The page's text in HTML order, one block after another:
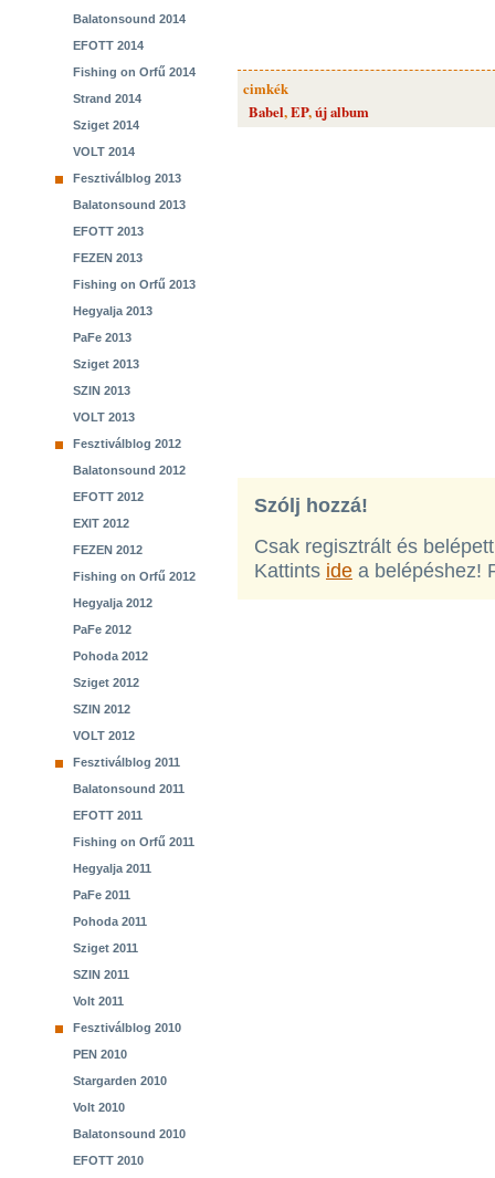
Balatonsound 2014
EFOTT 2014
Fishing on Orfű 2014
Strand 2014
Sziget 2014
VOLT 2014
Fesztiválblog 2013
Balatonsound 2013
EFOTT 2013
FEZEN 2013
Fishing on Orfű 2013
Hegyalja 2013
PaFe 2013
Sziget 2013
SZIN 2013
VOLT 2013
Fesztiválblog 2012
Balatonsound 2012
EFOTT 2012
EXIT 2012
FEZEN 2012
Fishing on Orfű 2012
Hegyalja 2012
PaFe 2012
Pohoda 2012
Sziget 2012
SZIN 2012
VOLT 2012
Fesztiválblog 2011
Balatonsound 2011
EFOTT 2011
Fishing on Orfű 2011
Hegyalja 2011
PaFe 2011
Pohoda 2011
Sziget 2011
SZIN 2011
Volt 2011
Fesztiválblog 2010
PEN 2010
Stargarden 2010
Volt 2010
Balatonsound 2010
EFOTT 2010
cimkék
Babel,EP,új album
Szólj hozzá!
Csak regisztrált és
Kattints ide a belépéshez!